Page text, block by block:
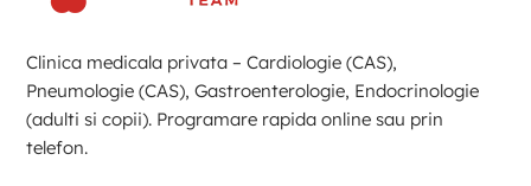
Clinica medicala privata – Cardiologie (CAS),
Pneumologie (CAS), Gastroenterologie, Endocrinologie
(adulti si copii). Programare rapida online sau prin
telefon.